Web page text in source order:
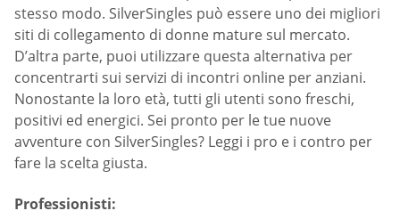
stesso modo. SilverSingles può essere uno dei migliori
siti di collegamento di donne mature sul mercato.
D’altra parte, puoi utilizzare questa alternativa per
concentrarti sui servizi di incontri online per anziani.
Nonostante la loro età, tutti gli utenti sono freschi,
positivi ed energici. Sei pronto per le tue nuove
avventure con SilverSingles? Leggi i pro e i contro per
fare la scelta giusta.
Professionisti: